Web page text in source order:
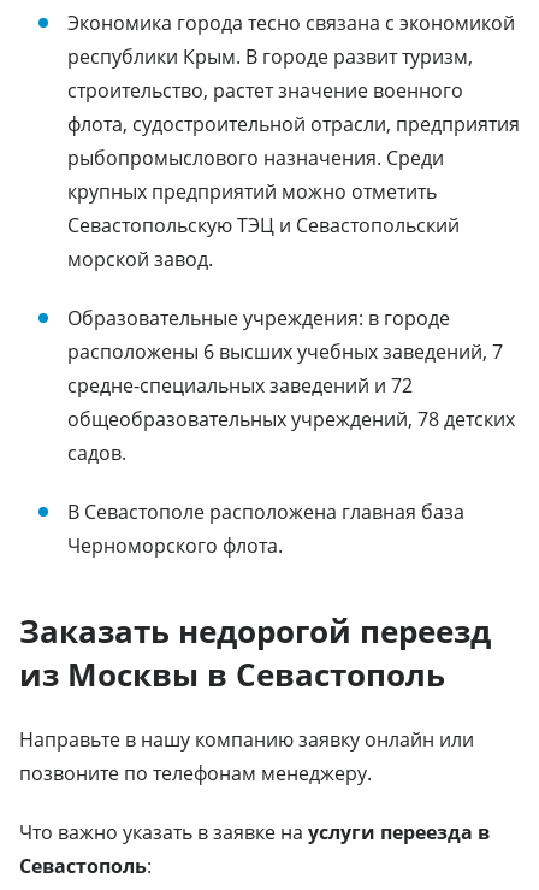
Экономика города тесно связана с экономикой
республики Крым. В городе развит туризм,
строительство, растет значение военного
флота, судостроительной отрасли, предприятия
рыбопромыслового назначения. Среди
крупных предприятий можно отметить
Севастопольскую ТЭЦ и Севастопольский
морской завод.
Образовательные учреждения: в городе
расположены 6 высших учебных заведений, 7
средне-специальных заведений и 72
общеобразовательных учреждений, 78 детских
садов.
В Севастополе расположена главная база
Черноморского флота.
Заказать недорогой переезд
из Москвы в Севастополь
Направьте в нашу компанию заявку онлайн или
позвоните по телефонам менеджеру.
Что важно указать в заявке на услуги переезда в
Севастополь: